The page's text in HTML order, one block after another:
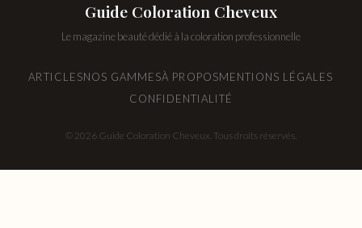
Guide Coloration Cheveux
Le magazine beauté dédié à la coloration professionnelle
ARTICLESNOS GAMMESÀ PROPOSMENTIONS LÉGALES
CONFIDENTIALITÉ
© 2026 Guide Coloration Cheveux. Tous droits réservés.